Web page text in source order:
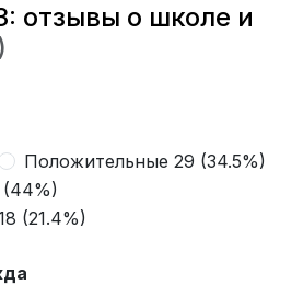
отзывы о школе и
Положительные 29 (34.5%)
(44%)
(21.4%)